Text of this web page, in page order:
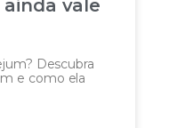
ainda vale
Descubra
e como ela